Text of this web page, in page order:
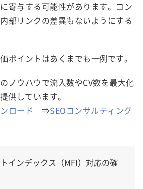
寄与する可能性があります。コン
部リンクの差異もないようにする
ポイントはあくまでも一例です。
ノウハウで流入数やCV数を最大化
供しています。
ロード ⇒SEOコンサルティング
インデックス（MFI）対応の確